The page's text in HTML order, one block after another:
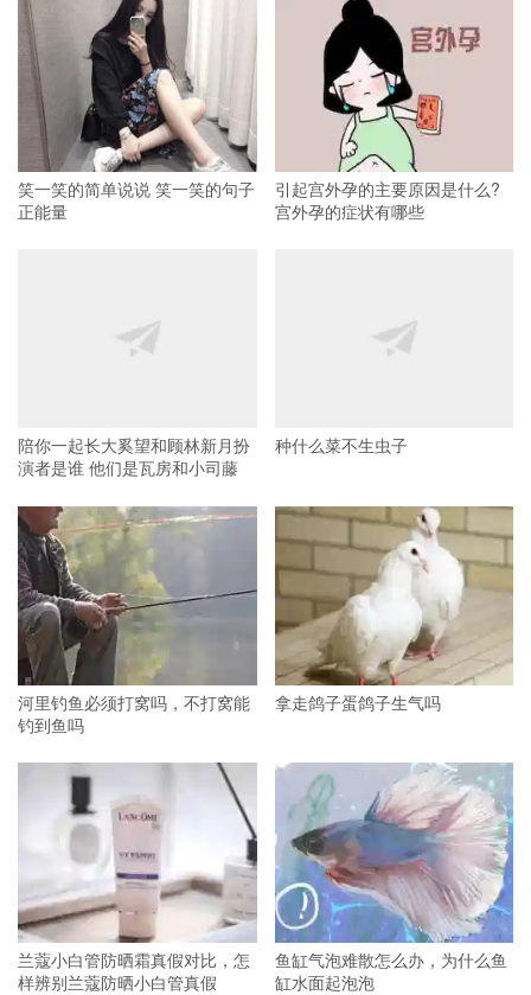
笑一笑的简单说说 笑一笑的句子
正能量
引起宫外孕的主要原因是什么?
宫外孕的症状有哪些
陪你一起长大奚望和顾林新月扮
演者是谁 他们是瓦房和小司藤
种什么菜不生虫子
河里钓鱼必须打窝吗，不打窝能
钓到鱼吗
拿走鸽子蛋鸽子生气吗
兰蔻小白管防晒霜真假对比，怎
样辨别兰蔻防晒小白管真假
鱼缸气泡难散怎么办，为什么鱼
缸水面起泡泡